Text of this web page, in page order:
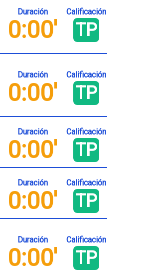
Duración
0:00'
Calificación
TP
Duración
0:00'
Calificación
TP
Duración
0:00'
Calificación
TP
Duración
0:00'
Calificación
TP
Duración
0:00'
Calificación
TP